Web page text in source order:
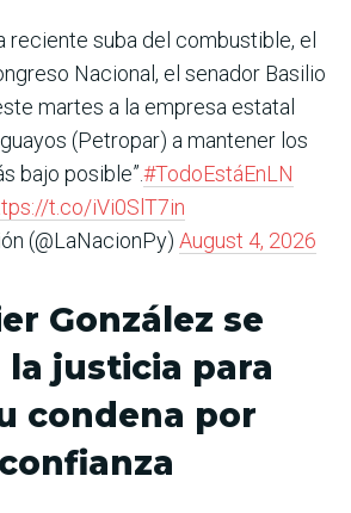
reciente suba del combustible, el
Nacional, el senador Basilio
martes a la empresa estatal
(Petropar) a mantener los
bajo posible”.#TodoEstáEnLN
t.co/iVi0SlT7in
(@LaNacionPy) August 4, 2026
González se
justicia para
condena por